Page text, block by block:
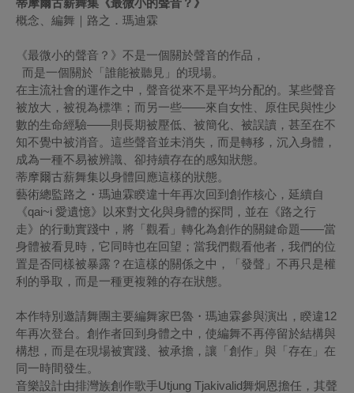
蒂摩爾古薪舞集《最微小的聲音？》
概念、編舞｜路之．瑪迪霖
《最微小的聲音？》不是一個關於聲音的作品，
而是一個關於「誰能被聽見」的現場。
在主流社會的運作之中，聲音從來不是平均分配的。某些聲音
被放大，被視為標準；而另一些——來自女性、原住民與性少
數的生命經驗——則長期被壓低、被簡化、被誤讀，甚至在不
知不覺中被消音。這些聲音並未消失，而是轉移，沉入身體，
成為一種不易被辨識、卻持續存在的感知狀態。
蒂摩爾古薪舞集以身體回應這樣的狀態。
藝術總監路之・瑪迪霖睽違十年再次回到創作核心，延續自
《qai~i 愛遺憶》以來對文化與身體的探問，並在《路之行
走》的行動實踐中，將「觀看」轉化為創作的關鍵命題——當
身體被看見時，它同時也在回望；當我們觀看他者，我們的位
置是否同樣被暴露？在這樣的關係之中，「發聲」不再只是權
利的爭取，而是一種更複雜的存在狀態。
本作特別邀請舞團主要編舞家巴魯・瑪迪霖參與演出，睽違12
年再次登台。創作者回到身體之中，使編舞不再停留於結構與
構想，而是在現場被實踐、被承擔，讓「創作」與「存在」在
同一時間發生。
音樂設計由排灣族創作歌手Utjung Tjakivalid舞炯恩擔任，其聲